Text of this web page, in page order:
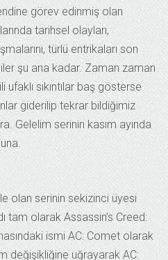
görev edinmiş olan
tarihsel olayları,
türlü entrikaları son
şu ana kadar. Zaman zaman
sıkıntılar baş gösterse
giderilip tekrar bildiğimiz
Gelelim serinin kasım ayında
olan serinin sekizinci üyesi
tam olarak Assassin’s Creed:
ismi AC: Comet olarak
değişikliğine uğrayarak AC: